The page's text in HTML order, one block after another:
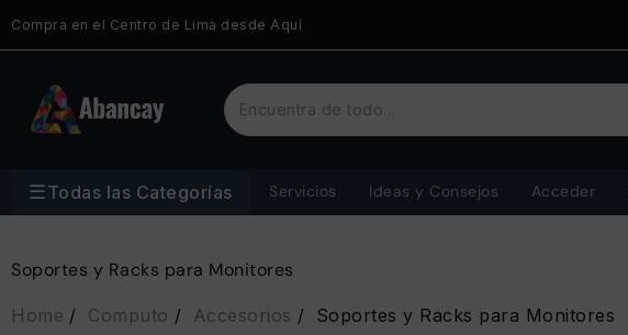
Compra en el Centro de Lima desde Aquí
☰Todas las Categorías Servicios Ideas y Consejos Acceder
Soportes y Racks para Monitores
Home Computo Accesorios Soportes y Racks para Monitores